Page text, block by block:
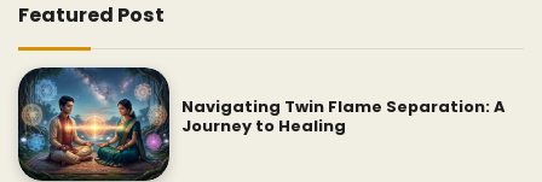
Featured Post
Navigating Twin Flame Separation: A
Journey to Healing